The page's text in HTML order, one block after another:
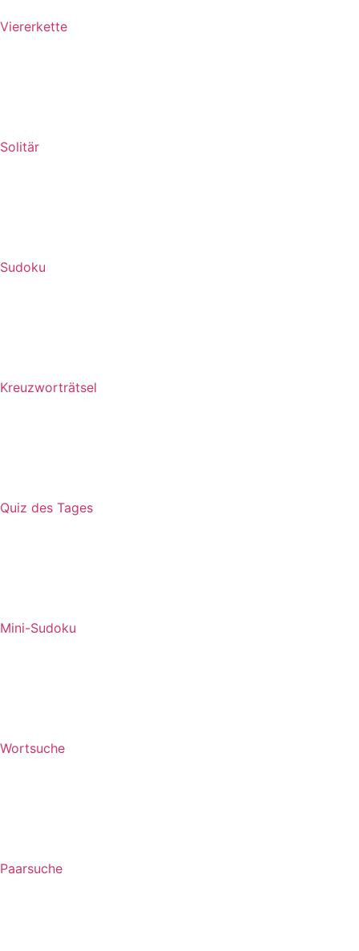
Viererkette
Solitär
Sudoku
Kreuzworträtsel
Quiz des Tages
Mini-Sudoku
Wortsuche
Paarsuche